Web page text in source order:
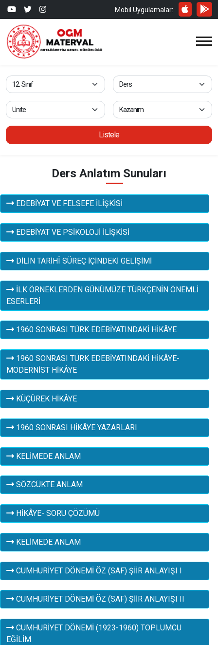
Mobil Uygulamalar:
Listele
Ders Anlatım Sunuları
EDEBİYAT VE FELSEFE İLİŞKİSİ
EDEBİYAT VE PSİKOLOJİ İLİŞKİSİ
DİLİN TARİHÎ SÜREÇ İÇİNDEKİ GELİŞİMİ
İLK ÖRNEKLERDEN GÜNÜMÜZE TÜRKÇENİN ÖNEMLİ
ESERLERİ
1960 SONRASI TÜRK EDEBİYATINDAKİ HİKÂYE
1960 SONRASI TÜRK EDEBİYATINDAKİ HİKÂYE-
MODERNİST HİKÂYE
KÜÇÜREK HİKÂYE
1960 SONRASI HİKÂYE YAZARLARI
KELİMEDE ANLAM
SÖZCÜKTE ANLAM
HİKÂYE- SORU ÇÖZÜMÜ
KELİMEDE ANLAM
CUMHURİYET DÖNEMİ ÖZ (SAF) ŞİİR ANLAYIŞI I
CUMHURİYET DÖNEMİ ÖZ (SAF) ŞİİR ANLAYIŞI II
CUMHURİYET DÖNEMİ (1923-1960) TOPLUMCU
EĞİLİM